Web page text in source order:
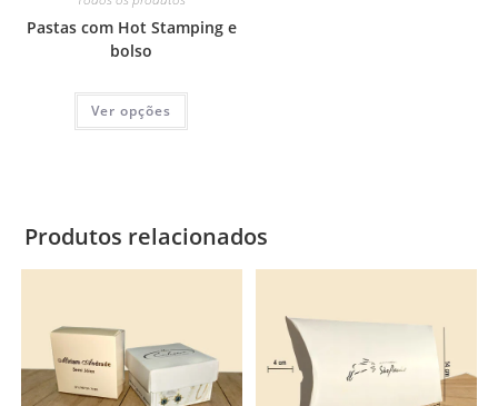
Pastas com Hot Stamping e
bolso
Ver opções
Produtos relacionados